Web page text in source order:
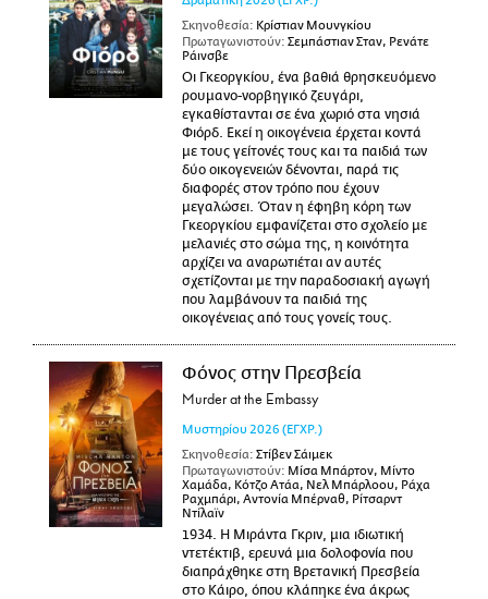
Σκηνοθεσία: Κρίστιαν Μουνγκίου
Πρωταγωνιστούν: Σεμπάστιαν Σταν, Ρενάτε
Ράινσβε
Οι Γκεοργκίου, ένα βαθιά θρησκευόμενο
ρουμανο-νορβηγικό ζευγάρι,
εγκαθίστανται σε ένα χωριό στα νησιά
Φιόρδ. Εκεί η οικογένεια έρχεται κοντά
με τους γείτονές τους και τα παιδιά των
δύο οικογενειών δένονται, παρά τις
διαφορές στον τρόπο που έχουν
μεγαλώσει. Όταν η έφηβη κόρη των
Γκεοργκίου εμφανίζεται στο σχολείο με
μελανιές στο σώμα της, η κοινότητα
αρχίζει να αναρωτιέται αν αυτές
σχετίζονται με την παραδοσιακή αγωγή
που λαμβάνουν τα παιδιά της
οικογένειας από τους γονείς τους.
Φόνος στην Πρεσβεία
Murder at the Embassy
Μυστηρίου 2026 (ΕΓΧΡ.)
Σκηνοθεσία: Στίβεν Σάιμεκ
Πρωταγωνιστούν: Μίσα Μπάρτον, Μίντο
Χαμάδα, Κότζο Ατάα, Νελ Μπάρλοου, Ράχα
Ραχμπάρι, Αντονία Μπέρναθ, Ρίτσαρντ
Ντίλαϊν
1934. Η Μιράντα Γκριν, μια ιδιωτική
ντετέκτιβ, ερευνά μια δολοφονία που
διαπράχθηκε στη Βρετανική Πρεσβεία
στο Κάιρο, όπου κλάπηκε ένα άκρως